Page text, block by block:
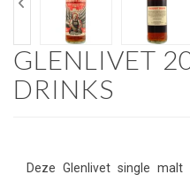
GLENLIVET
DRINKS
Deze Glenlivet single